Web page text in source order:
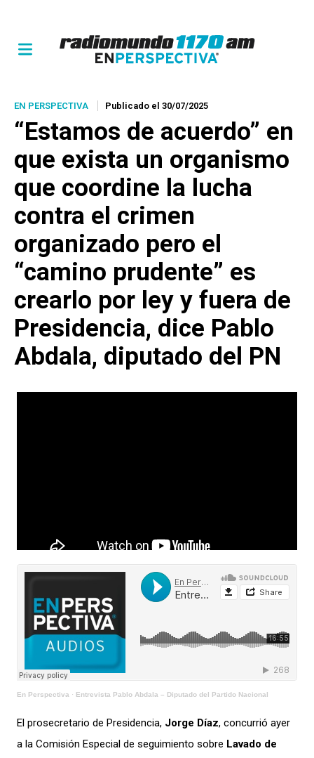
EN PERSPECTIVA Publicado el 30/07/2025
“Estamos de acuerdo” en
que exista un organismo
que coordine la lucha
contra el crimen
organizado pero el
“camino prudente” es
crearlo por ley y fuera de
Presidencia, dice Pablo
Abdala, diputado del PN
En Perspectiva · Entrevista Pablo Abdala – Diputado del Partido Nacional
El prosecretario de Presidencia, Jorge Díaz, concurrió ayer
a la Comisión Especial de seguimiento sobre Lavado de